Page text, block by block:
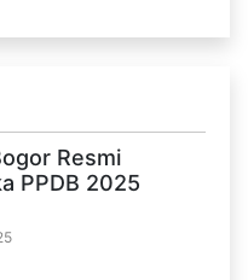
Resmi
PPDB 2025